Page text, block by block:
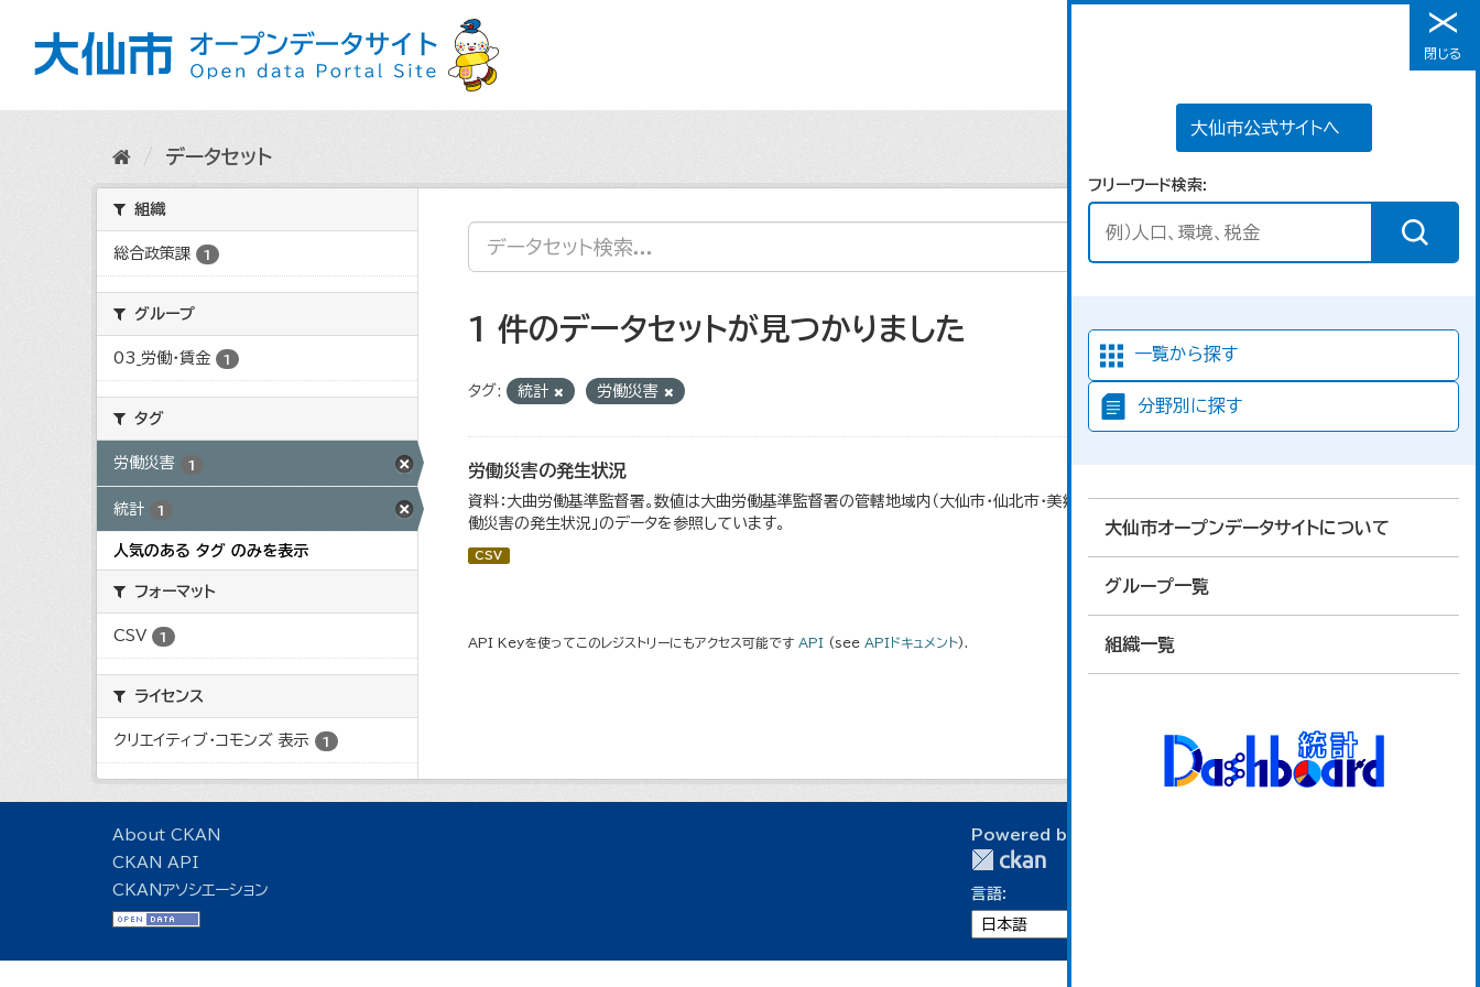
メニュー
大仙市公式サイトへ
フリーワード検索
一覧から探す
分野別に探す
大仙市オープンデータサイトについて
グループ一覧
組織一覧
閉じる
データセット
組織
総合政策課 1
グループ
03_労働・賃金 1
タグ
労働災害 1
統計 1
人気のある タグ のみを表示
フォーマット
CSV 1
ライセンス
クリエイティブ・コモンズ 表示 1
1 件のデータセットが見つかりました
タグ: 統計 労働災害
労働災害の発生状況
資料：大曲労働基準監督署。数値は大曲労働基準監督署の管轄地域内（大仙市・仙北市・美郷町）の合計。 大仙市の統計「13-1 労
働災害の発生状況」のデータを参照しています。
CSV
API Keyを使ってこのレジストリーにもアクセス可能です API (see APIドキュメント).
About CKAN
CKAN API
CKANアソシエーション
Powered by
言語